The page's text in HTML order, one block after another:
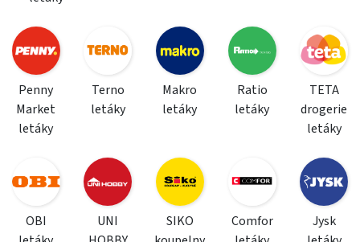
Penny
Market
letáky
Terno
letáky
Makro
letáky
Ratio
letáky
TETA
drogerie
letáky
OBI
UNI
SIKO
Comfor
Jysk